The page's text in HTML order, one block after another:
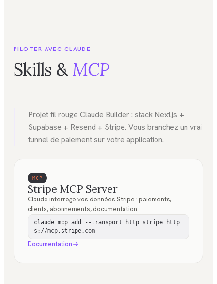
PILOTER AVEC CLAUDE
Skills &MCP
Projet fil rouge Claude Builder : stack Next.js +
Supabase + Resend + Stripe. Vous branchez un vrai
tunnel de paiement sur votre application.
MCP
Stripe MCP Server
Claude interroge vos données Stripe : paiements,
clients, abonnements, documentation.
claude mcp add --transport http stripe http
s://mcp.stripe.com
Documentation